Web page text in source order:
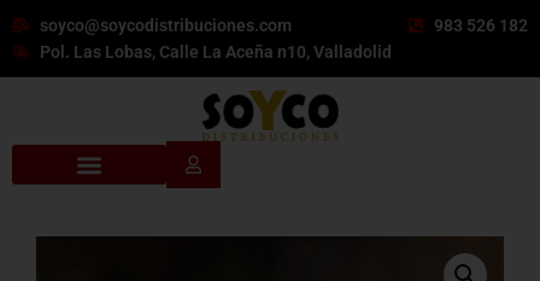
soyco@soycodistribuciones.com
983 526 182
Pol. Las Lobas, Calle La Aceña n10, Valladolid